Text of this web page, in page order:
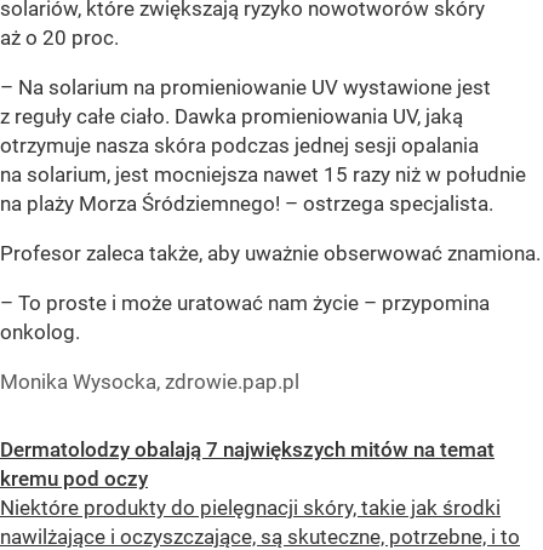
solariów, które zwiększają ryzyko nowotworów skóry
aż o 20 proc.
– Na solarium na promieniowanie UV wystawione jest
z reguły całe ciało. Dawka promieniowania UV, jaką
otrzymuje nasza skóra podczas jednej sesji opalania
na solarium, jest mocniejsza nawet 15 razy niż w południe
na plaży Morza Śródziemnego! – ostrzega specjalista.
Profesor zaleca także, aby uważnie obserwować znamiona.
– To proste i może uratować nam życie – przypomina
onkolog.
Monika Wysocka, zdrowie.pap.pl
Dermatolodzy obalają 7 największych mitów na temat
kremu pod oczy
Niektóre produkty do pielęgnacji skóry, takie jak środki
nawilżające i oczyszczające, są skuteczne, potrzebne, i to